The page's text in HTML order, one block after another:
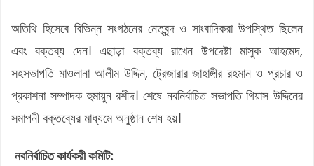
অতিথি হিসেবে বিভিন্ন সংগঠনের নেতৃবৃন্দ ও সাংবাদিকরা উপস্থিত ছিলেন
এবং বক্তব্য দেন। এছাড়া বক্তব্য রাখেন উপদেষ্টা মাসুক আহমেদ,
সহসভাপতি মাওলানা আলীম উদ্দিন, ট্রেজারার জাহাঙ্গীর রহমান ও প্রচার ও
প্রকাশনা সম্পাদক হুমায়ুন রশীদ। শেষে নবনির্বাচিত সভাপতি গিয়াস উদ্দিনের
সমাপনী বক্তব্যের মাধ্যমে অনুষ্ঠান শেষ হয়।
নবনির্বাচিত কার্যকরী কমিটি: